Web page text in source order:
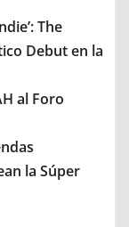
The
Debut en la
al Foro
la Súper